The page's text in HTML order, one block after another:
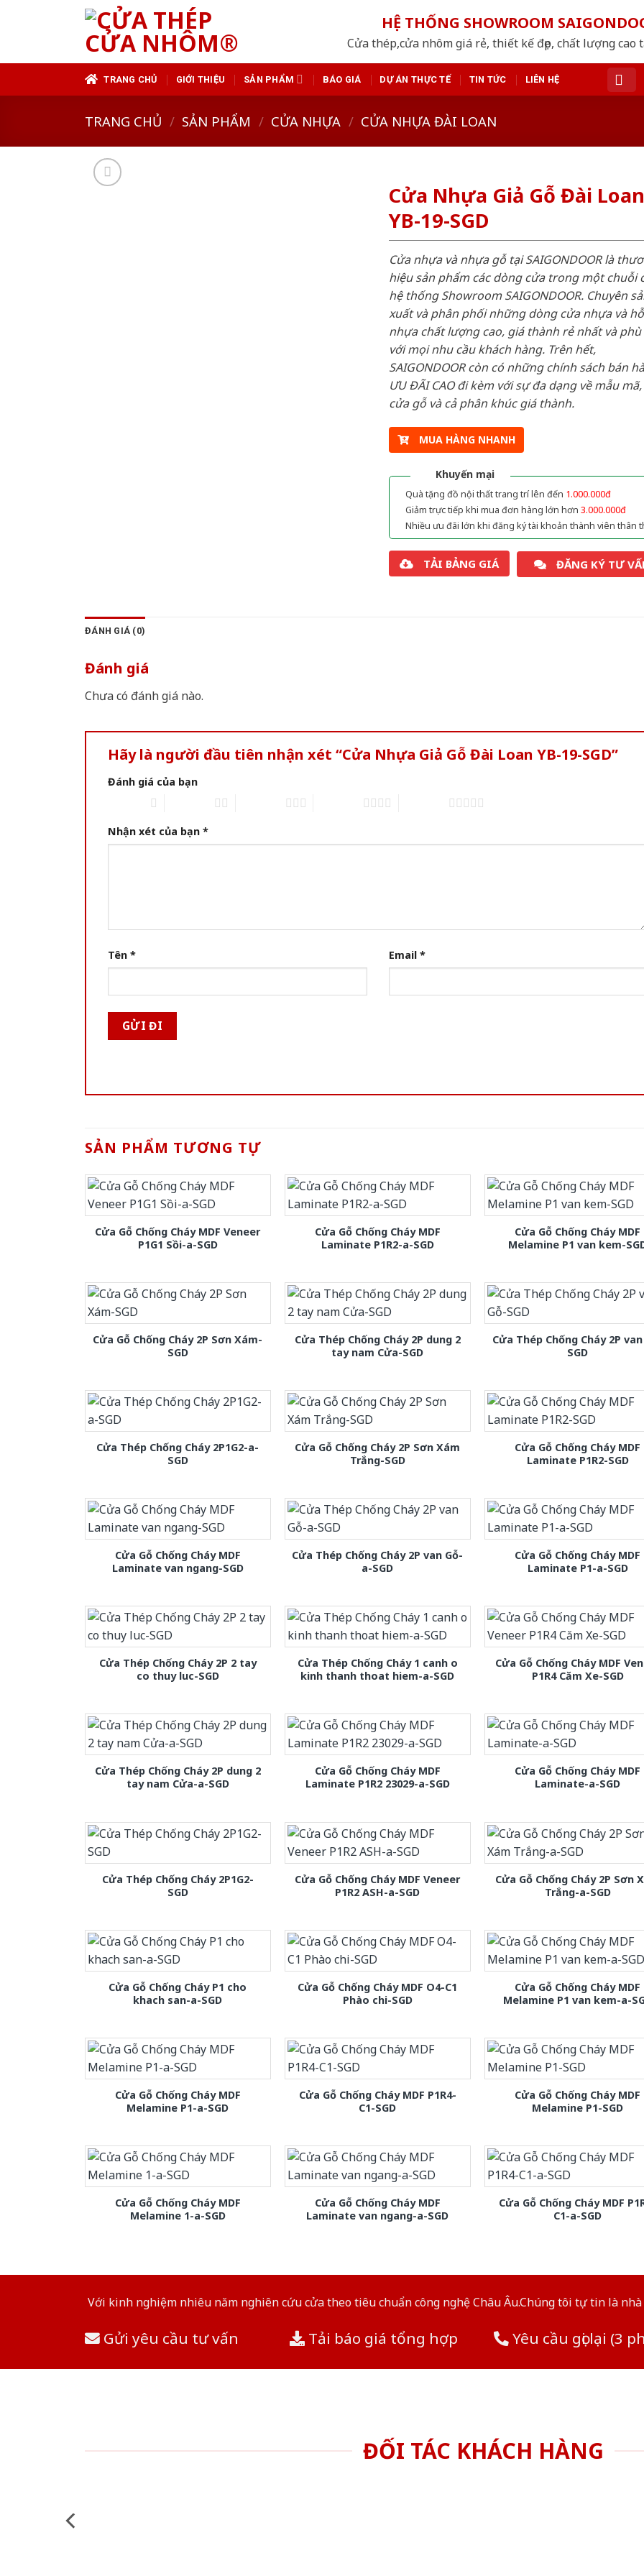
HỆ THỐNG SHOWROOM
Cửa thép,cửa nhôm giá rẻ, thiết kế đẹp, chất lượng cao
TRANG CHỦ GIỚI THIỆU SẢN PHẨM BÁO GIÁ DỰ ÁN THỰC TẾ TIN TỨC LIÊN HỆ
TRANG CHỦ / SẢN PHẨM / CỬA NHỰA / CỬA NHỰA ĐÀI LOAN
Cửa Nhựa Giả Gỗ Đài Loan
YB-19-SGD
Cửa nhựa và nhựa gỗ tại SAIGONDOOR là
hiệu sản phẩm các dòng cửa trong một chuỗi
hệ thống Showroom SAIGONDOOR. Chuyên
xuất và phân phối những dòng cửa nhựa và
nhựa chất lượng cao, giá thành rẻ nhất và
với mọi nhu cầu khách hàng. Trên hết,
SAIGONDOOR còn có những chính sách bán
ƯU ĐÃI CAO đi kèm với sự đa dạng về mẫu
cửa gỗ và cả phân khúc giá thành.
MUA HÀNG NHANH
Khuyến mại
Quà tặng đồ nội thất trang trí lên đến 1.000.000đ
Giảm trực tiếp khi mua đơn hàng lớn hơn 3.000.000đ
Nhiều ưu đãi lớn khi đăng ký tài khoản thành viên thân
TẢI BẢNG GIÁ ĐĂNG KÝ TƯ
ĐÁNH GIÁ (0)
Đánh giá
Chưa có đánh giá nào.
Hãy là người đầu tiên nhận xét “Cửa Nhựa Giả Gỗ Đài Loan YB-19-SGD”
Đánh giá của bạn
Nhận xét của bạn *
Tên * Email *
SẢN PHẨM TƯƠNG TỰ
Cửa Gỗ Chống Cháy MDF Veneer
P1G1 Sồi-a-SGD
Cửa Gỗ Chống Cháy MDF
Laminate P1R2-a-SGD
Cửa Gỗ Chống Cháy MDF
Melamine P1 van kem-
Cửa Gỗ Chống Cháy 2P Sơn Xám-
SGD
Cửa Thép Chống Cháy 2P dung 2
tay nam Cửa-SGD
Cửa Thép Chống Cháy 2P
SGD
Cửa Thép Chống Cháy 2P1G2-a-
SGD
Cửa Gỗ Chống Cháy 2P Sơn Xám
Trắng-SGD
Cửa Gỗ Chống Cháy MDF
Laminate P1R2-SGD
Cửa Gỗ Chống Cháy MDF
Laminate van ngang-SGD
Cửa Thép Chống Cháy 2P van Gỗ-
a-SGD
Cửa Gỗ Chống Cháy MDF
Laminate P1-a-SGD
Cửa Thép Chống Cháy 2P 2 tay
co thuy luc-SGD
Cửa Thép Chống Cháy 1 canh o
kinh thanh thoat hiem-a-SGD
Cửa Gỗ Chống Cháy MDF
P1R4 Căm Xe-SGD
Cửa Thép Chống Cháy 2P dung 2
tay nam Cửa-a-SGD
Cửa Gỗ Chống Cháy MDF
Laminate P1R2 23029-a-SGD
Cửa Gỗ Chống Cháy MDF
Laminate-a-SGD
Cửa Thép Chống Cháy 2P1G2-
SGD
Cửa Gỗ Chống Cháy MDF Veneer
P1R2 ASH-a-SGD
Cửa Gỗ Chống Cháy 2P Sơn
Trắng-a-SGD
Cửa Gỗ Chống Cháy P1 cho
khach san-a-SGD
Cửa Gỗ Chống Cháy MDF O4-C1
Phào chi-SGD
Cửa Gỗ Chống Cháy MDF
Melamine P1 van kem-a-
Cửa Gỗ Chống Cháy MDF
Melamine P1-a-SGD
Cửa Gỗ Chống Cháy MDF P1R4-
C1-SGD
Cửa Gỗ Chống Cháy MDF
Melamine P1-SGD
Cửa Gỗ Chống Cháy MDF
Melamine 1-a-SGD
Cửa Gỗ Chống Cháy MDF
Laminate van ngang-a-SGD
Cửa Gỗ Chống Cháy MDF
C1-a-SGD
Với kinh nghiệm nhiêu năm nghiên cứu cửa theo tiêu chuẩn công nghệ Châu Âu.Chúng tôi tự tin là
Gửi yêu cầu tư vấn Tải báo giá tổng hợp Yêu cầu gọi lại (3
ĐỐI TÁC KHÁCH HÀNG